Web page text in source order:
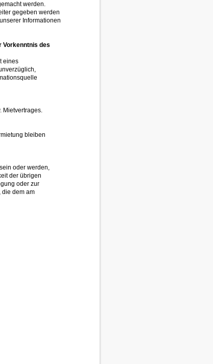
werden.
gegeben werden
Informationen
Vorkenntnis des
eines
Mietvertrages.
bleiben
oder werden,
der übrigen
oder zur
die dem am